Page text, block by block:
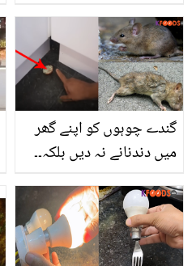
گندے چوہوں کو اپنے گھر
میں دندنانے نہ دیں بلکہ۔۔
ضدی چوہوں سے نجات کا
سستا طریقہ